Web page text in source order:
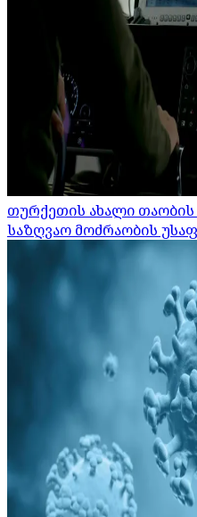
თურქეთის ახალი თაობის
საზღვაო მოძრაობის